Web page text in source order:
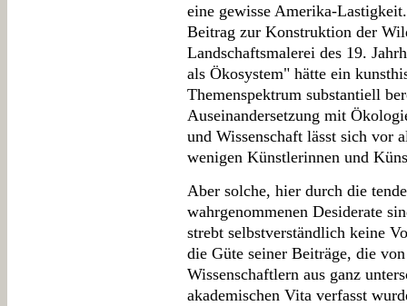
eine gewisse Amerika-
Beitrag zur Konstruktion der
Landschaftsmalerei des 19.
als Ökosystem" hätte ein
Themenspektrum substantiell
Auseinandersetzung mit
und Wissenschaft lässt sich vor
wenigen Künstlerinnen und
Aber solche, hier durch die
wahrgenommenen Desiderate
strebt selbstverständlich keine
die Güte seiner Beiträge, die
Wissenschaftlern aus ganz
akademischen Vita verfasst